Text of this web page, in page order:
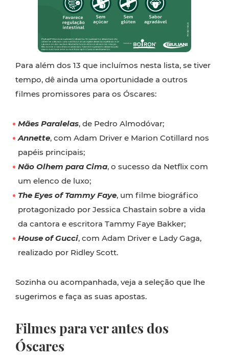
Para além dos 13 que incluímos nesta lista, se tiver
tempo, dê ainda uma oportunidade a outros
filmes promissores para os Óscares:
Mães Paralelas, de Pedro Almodóvar;
Annette, com Adam Driver e Marion Cotillard nos
papéis principais;
Não Olhem para Cima, o sucesso da Netflix com
um elenco de luxo;
The Eyes of Tammy Faye, um filme biográfico
protagonizado por Jessica Chastain sobre a vida
da cantora e escritora Tammy Faye Bakker;
House of Gucci, com Adam Driver e Lady Gaga,
realizado por Ridley Scott.
Sozinha ou acompanhada, veja a seleção que lhe
sugerimos e faça as suas apostas.
Filmes para ver antes dos
Óscares